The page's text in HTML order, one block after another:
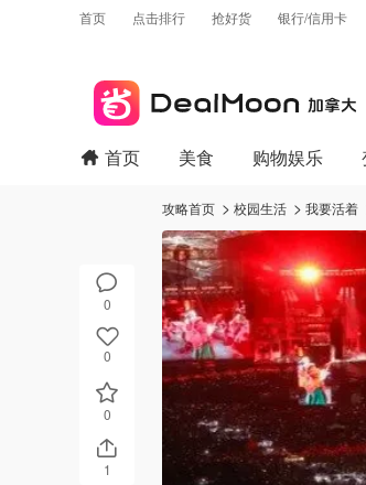
首页 点击排行 抢好货 银行/信用卡
0
0
0
1
首页 美食 购物娱乐
攻略首页 校园生活 我要活着